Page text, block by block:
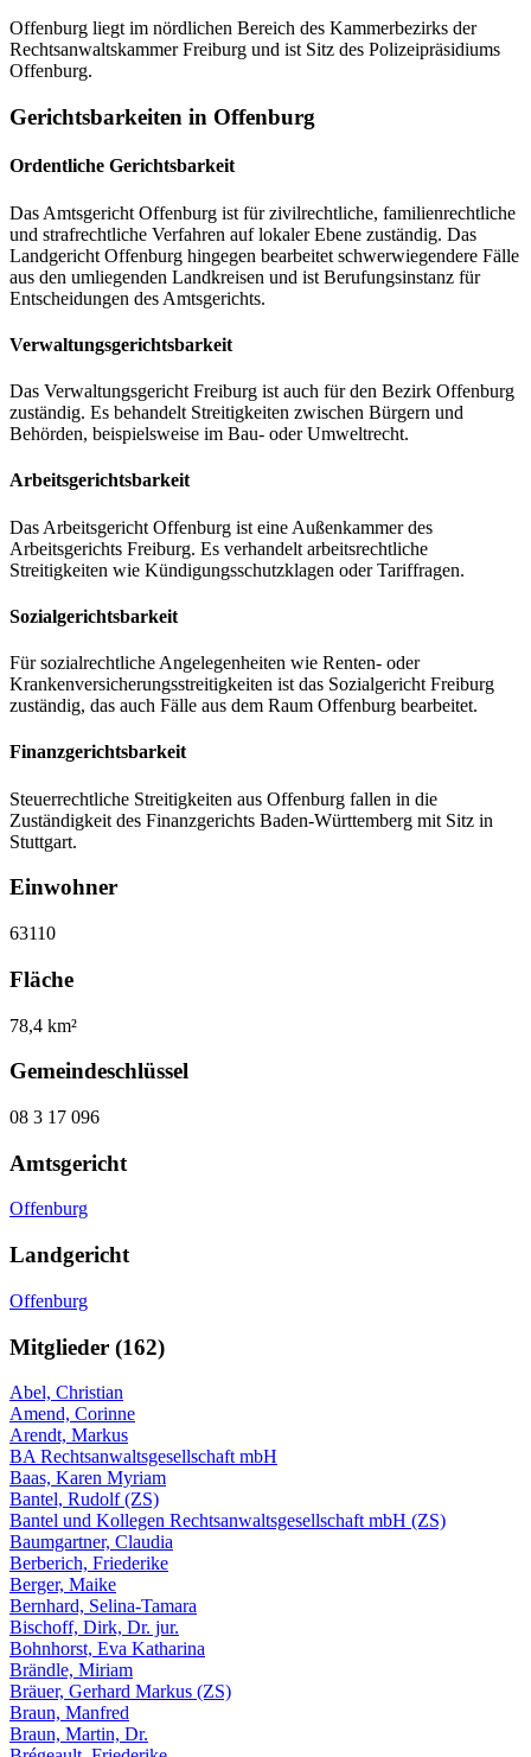
Offenburg liegt im nördlichen Bereich des Kammerbezirks der
Rechtsanwaltskammer Freiburg und ist Sitz des Polizeipräsidiums
Offenburg.
Gerichtsbarkeiten in Offenburg
Ordentliche Gerichtsbarkeit
Das Amtsgericht Offenburg ist für zivilrechtliche, familienrechtliche
und strafrechtliche Verfahren auf lokaler Ebene zuständig. Das
Landgericht Offenburg hingegen bearbeitet schwerwiegendere Fälle
aus den umliegenden Landkreisen und ist Berufungsinstanz für
Entscheidungen des Amtsgerichts.
Verwaltungsgerichtsbarkeit
Das Verwaltungsgericht Freiburg ist auch für den Bezirk Offenburg
zuständig. Es behandelt Streitigkeiten zwischen Bürgern und
Behörden, beispielsweise im Bau- oder Umweltrecht.
Arbeitsgerichtsbarkeit
Das Arbeitsgericht Offenburg ist eine Außenkammer des
Arbeitsgerichts Freiburg. Es verhandelt arbeitsrechtliche
Streitigkeiten wie Kündigungsschutzklagen oder Tariffragen.
Sozialgerichtsbarkeit
Für sozialrechtliche Angelegenheiten wie Renten- oder
Krankenversicherungsstreitigkeiten ist das Sozialgericht Freiburg
zuständig, das auch Fälle aus dem Raum Offenburg bearbeitet.
Finanzgerichtsbarkeit
Steuerrechtliche Streitigkeiten aus Offenburg fallen in die
Zuständigkeit des Finanzgerichts Baden-Württemberg mit Sitz in
Stuttgart.
Einwohner
63110
Fläche
78,4 km²
Gemeindeschlüssel
08 3 17 096
Amtsgericht
Offenburg
Landgericht
Offenburg
Mitglieder (162)
Abel, Christian
Amend, Corinne
Arendt, Markus
BA Rechtsanwaltsgesellschaft mbH
Baas, Karen Myriam
Bantel, Rudolf (ZS)
Bantel und Kollegen Rechtsanwaltsgesellschaft mbH (ZS)
Baumgartner, Claudia
Berberich, Friederike
Berger, Maike
Bernhard, Selina-Tamara
Bischoff, Dirk, Dr. jur.
Bohnhorst, Eva Katharina
Brändle, Miriam
Bräuer, Gerhard Markus (ZS)
Braun, Manfred
Braun, Martin, Dr.